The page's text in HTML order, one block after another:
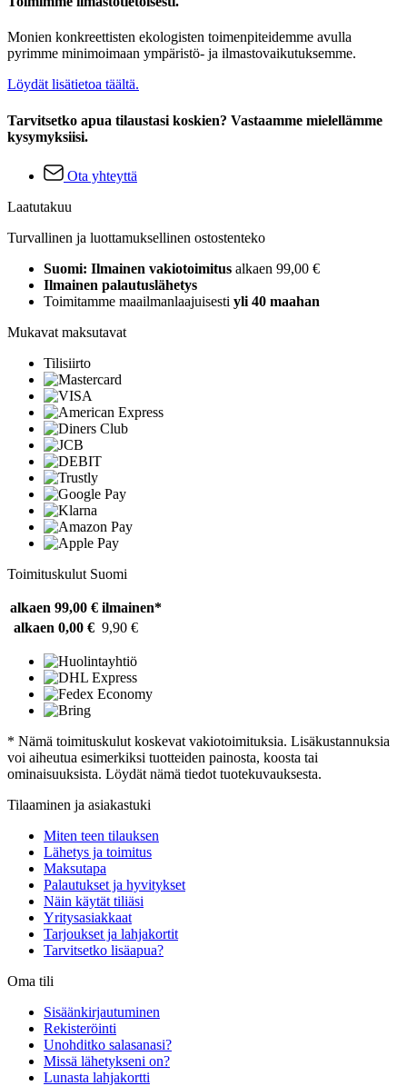
Monien konkreettisten ekologisten toimenpiteidemme avulla
pyrimme minimoimaan ympäristö- ja ilmastovaikutuksemme.
Löydät lisätietoa täältä.
Tarvitsetko apua tilaustasi koskien? Vastaamme mielellämme
kysymyksiisi.
Ota yhteyttä
Laatutakuu
Turvallinen ja luottamuksellinen ostostenteko
Suomi: Ilmainen vakiotoimitus alkaen 99,00 €
Ilmainen palautuslähetys
Toimitamme maailmanlaajuisesti yli 40 maahan
Mukavat maksutavat
Tilisiirto
Toimituskulut Suomi
alkaen 99,00 € ilmainen*
alkaen 0,00 € 9,90 €
* Nämä toimituskulut koskevat vakiotoimituksia. Lisäkustannuksia
voi aiheutua esimerkiksi tuotteiden painosta, koosta tai
ominaisuuksista. Löydät nämä tiedot tuotekuvauksesta.
Tilaaminen ja asiakastuki
Miten teen tilauksen
Lähetys ja toimitus
Maksutapa
Palautukset ja hyvitykset
Näin käytät tiliäsi
Yritysasiakkaat
Tarjoukset ja lahjakortit
Tarvitsetko lisäapua?
Oma tili
Sisäänkirjautuminen
Rekisteröinti
Unohditko salasanasi?
Missä lähetykseni on?
Lunasta lahjakortti